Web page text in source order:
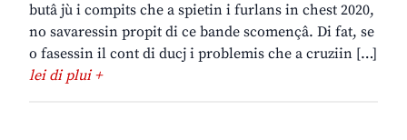
butâ jù i compits che a spietin i furlans in chest 2020,
no savaressin propit di ce bande scomençâ. Di fat, se
o fasessin il cont di ducj i problemis che a cruziin […]
lei di plui +